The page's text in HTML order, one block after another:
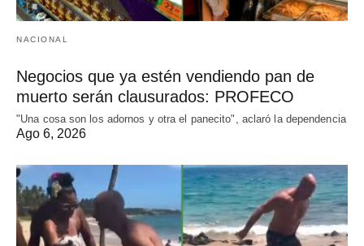
NACIONAL
Negocios que ya estén vendiendo pan de
muerto serán clausurados: PROFECO
"Una cosa son los adornos y otra el panecito", aclaró la dependencia
Ago 6, 2026